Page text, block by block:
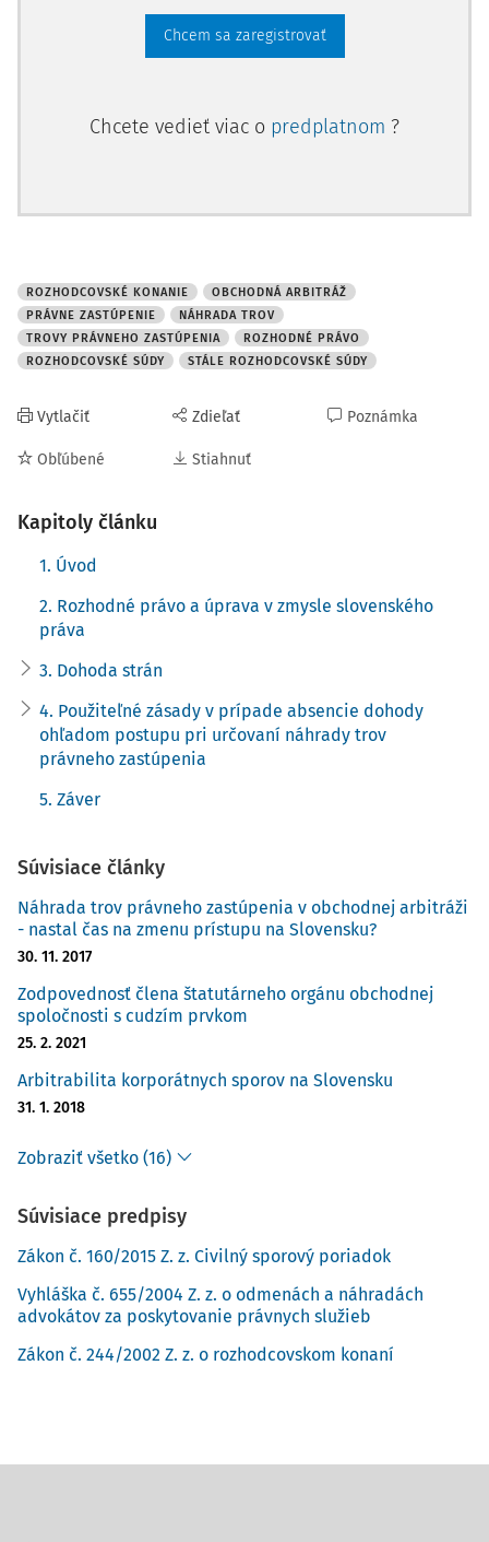
Chcem sa zaregistrovať
Chcete vedieť viac o predplatnom ?
ROZHODCOVSKÉ KONANIE
OBCHODNÁ ARBITRÁŽ
PRÁVNE ZASTÚPENIE
NÁHRADA TROV
TROVY PRÁVNEHO ZASTÚPENIA
ROZHODNÉ PRÁVO
ROZHODCOVSKÉ SÚDY
STÁLE ROZHODCOVSKÉ SÚDY
Vytlačiť
Obľúbené
Zdieľať
Stiahnuť
Poznámka
Kapitoly článku
1. Úvod
2. Rozhodné právo a úprava v zmysle slovenského
práva
3. Dohoda strán
4. Použiteľné zásady v prípade absencie dohody
ohľadom postupu pri určovaní náhrady trov
právneho zastúpenia
5. Záver
Súvisiace články
Náhrada trov právneho zastúpenia v obchodnej arbitráži
- nastal čas na zmenu prístupu na Slovensku?
30. 11. 2017
Zodpovednosť člena štatutárneho orgánu obchodnej
spoločnosti s cudzím prvkom
25. 2. 2021
Arbitrabilita korporátnych sporov na Slovensku
31. 1. 2018
Zobraziť všetko (16)
Súvisiace predpisy
Zákon č. 160/2015 Z. z. Civilný sporový poriadok
Vyhláška č. 655/2004 Z. z. o odmenách a náhradách
advokátov za poskytovanie právnych služieb
Zákon č. 244/2002 Z. z. o rozhodcovskom konaní